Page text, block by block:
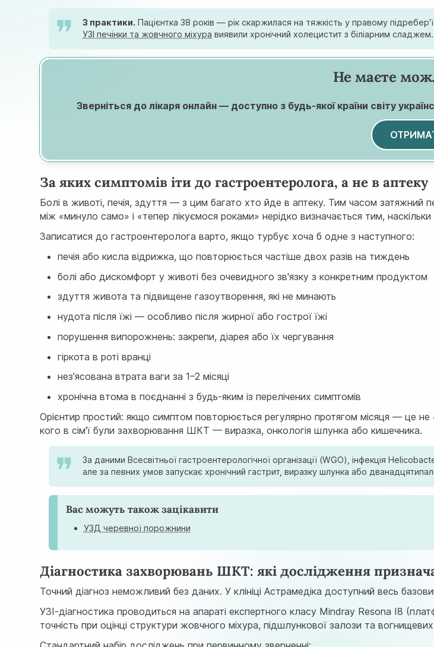
З практики. Пацієнтка 38 років — рік скаржилася на тяжкість у правому
УЗІ печінки та жовчного міхура виявили хронічний холецистит з біліарним
Не маєте
Зверніться до лікаря онлайн — доступно з будь-якої країни світу
За яких симптомів іти до гастроентеролога, а не в аптеку
Болі в животі, печія, здуття — з цим багато хто йде в аптеку. Тим часом затяжний
між «минуло само» і «тепер лікуємося роками» нерідко визначається тим,
Записатися до гастроентеролога варто, якщо турбує хоча б одне з наступного:
печія або кисла відрижка, що повторюється частіше двох разів на тиждень
болі або дискомфорт у животі без очевидного зв'язку з конкретним продуктом
здуття живота та підвищене газоутворення, які не минають
нудота після їжі — особливо після жирної або гострої їжі
порушення випорожнень: закрепи, діарея або їх чергування
гіркота в роті вранці
нез'ясована втрата ваги за 1–2 місяці
хронічна втома в поєднанні з будь-яким із перелічених симптомів
Орієнтир простий: якщо симптом повторюється регулярно протягом місяця — це не
кого в сім'ї були захворювання ШКТ — виразка, онкологія шлунка або кишечника.
За даними Всесвітньої гастроентерологічної організації (WGO), інфекція
але за певних умов запускає хронічний гастрит, виразку шлунка або
Вас можуть також зацікавити
УЗД черевної порожнини
Діагностика захворювань ШКТ: які дослідження
Точний діагноз неможливий без даних. У клініці Астрамедіка доступний весь
УЗІ-діагностика проводиться на апараті експертного класу Mindray Resona I8
точність при оцінці структури жовчного міхура, підшлункової залози та